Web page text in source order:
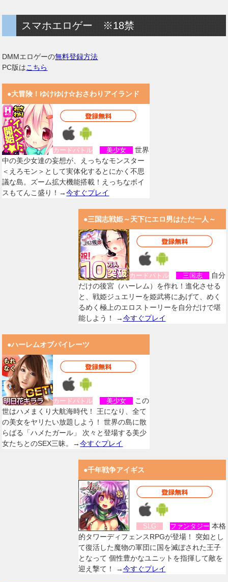
スマホエロゲー ※18禁
DMMエロゲーの無料登録方法
PC版はこちら
●大冒険！ゆけゆけ☆おさわりアイランド
カードバトル 美少女
世界
中の美少女達の妄想が、えっちなモンスター
＜えろモン＞として実体化するとにかく不思
議な島。ズーム拡大機能搭載！えっちなボイ
スもてんこ盛り！→今すぐプレイ
●三国志戦姫～天下にエロ男はただ一人～
カードバトル 三国志
自分
だけの後宮（ハーレム）を作れ！進化させる
と、戦姫ジュエリーを姫武将にあげて、めく
るめく極上のエロストーリーを自分だけで堪
能しよう！ →今すぐプレイ
●ハーレムオブパイレーツ
カードバトル 美少女
この
世はハメまくり大航海時代！ 王になり、全て
の美女をヤリたい放題しよう！ 世界の島に散
らばる「ハメたガール」 次々と登場する美少
女たちとのSEX三昧。→今すぐプレイ
●千年戦争アイギス
SLG ファンタジー 本格
的タワーディフェンスRPGが登場！ 突如とし
て復活した魔物の軍団に国を滅ぼされた王子
となって 個性豊かなユニットを指揮して敵を
迎え撃て！ →今すぐプレイ